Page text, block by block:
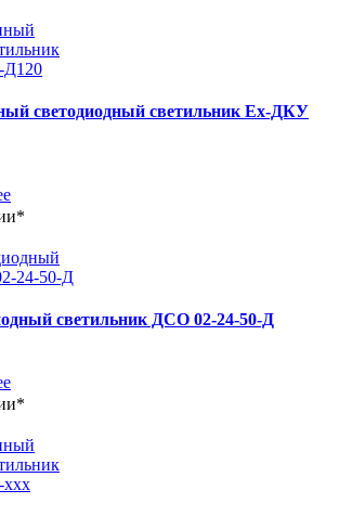
светодиодный светильник Ex-ДКУ
светильник ДСО 02-24-50-Д